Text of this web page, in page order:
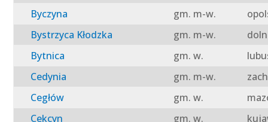
Byczyna
gm. m-w.
Bystrzyca Kłodzka
gm. m-w.
Bytnica
gm. w.
Cedynia
gm. m-w.
Cegłów
gm. w.
Cekcyn
gm. w.